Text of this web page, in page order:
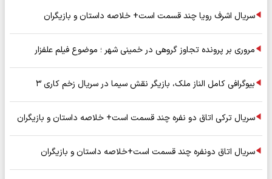
سریال اشرف رویا چند قسمت است+ خلاصه داستان و بازیگران
مروری بر پرونده تجاوز گروهی در خمینی شهر ؛ موضوع فیلم علفزار
بیوگرافی کامل الناز ملک، بازیگر نقش سیما در سریال زخم کاری ۳
سریال ترکی اتاق دو نفره چند قسمت است+ خلاصه داستان و بازیگران
سریال اتاق دونفره چند قسمت است+خلاصه داستان و بازیگران